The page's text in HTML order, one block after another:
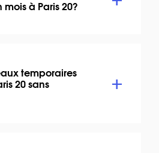
à Paris 20?
temporaires
20 sans